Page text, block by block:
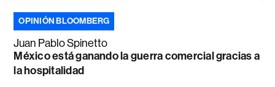
OPINIÓN BLOOMBERG
Juan Pablo Spinetto
México está ganando la guerra comercial gracias a
la hospitalidad